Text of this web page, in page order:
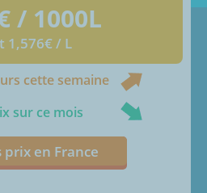
/ 1000L
1,576€ / L
cette semaine
sur ce mois
prix en France